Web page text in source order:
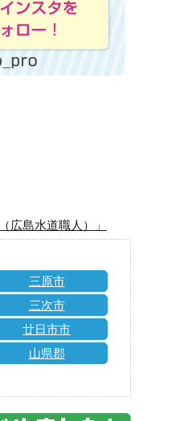
広島水道職人）」
三原市
三次市
廿日市市
山県郡